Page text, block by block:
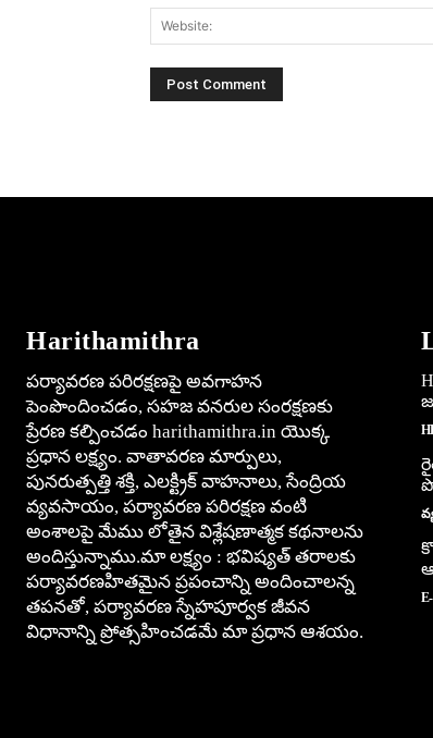
Harithamithra
పర్యావరణ పరిరక్షణపై అవగాహన
పెంపొందించడం, సహజ వనరుల సంరక్షణకు
ప్రేరణ కల్పించడం harithamithra.in యొక్క
ప్రధాన లక్ష్యం. వాతావరణ మార్పులు,
పునరుత్పత్తి శక్తి, ఎలక్ట్రిక్ వాహనాలు, సేంద్రియ
వ్యవసాయం, పర్యావరణ పరిరక్షణ వంటి
అంశాలపై మేము లోతైన విశ్లేషణాత్మక కథనాలను
అందిస్తున్నాము.మా లక్ష్యం : భవిష్యత్ తరాలకు
పర్యావరణహితమైన ప్రపంచాన్ని అందించాలన్న
తపనతో, పర్యావరణ స్నేహపూర్వక జీవన
విధానాన్ని ప్రోత్సహించడమే మా ప్రధాన ఆశయం.